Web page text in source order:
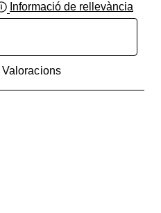
Informació de rellevància
Valoracions